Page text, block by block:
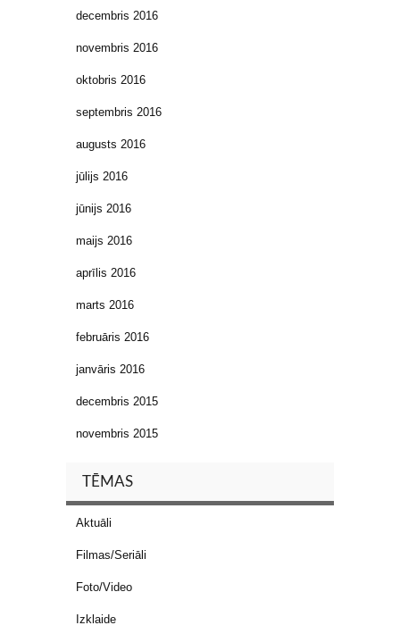
decembris 2016
novembris 2016
oktobris 2016
septembris 2016
augusts 2016
jūlijs 2016
jūnijs 2016
maijs 2016
aprīlis 2016
marts 2016
februāris 2016
janvāris 2016
decembris 2015
novembris 2015
TĒMAS
Aktuāli
Filmas/Seriāli
Foto/Video
Izklaide